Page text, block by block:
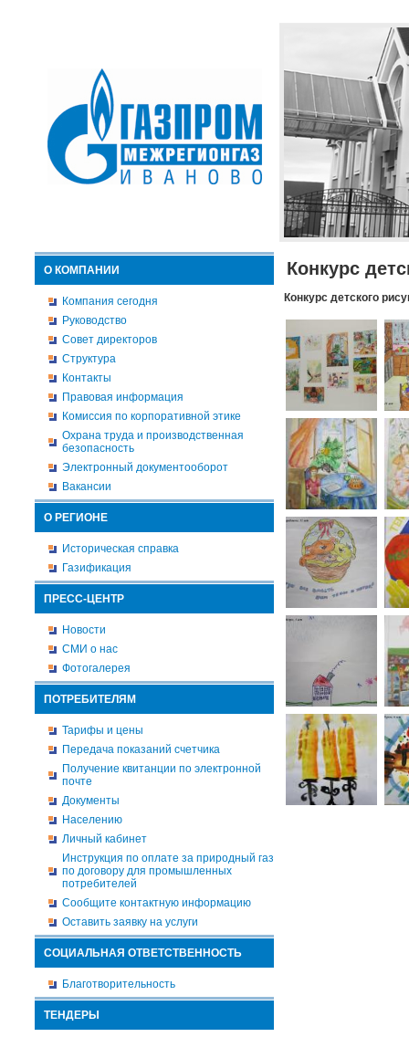
О КОМПАНИИ
Компания сегодня
Руководство
Совет директоров
Структура
Контакты
Правовая информация
Комиссия по корпоративной этике
Охрана труда и производственная
безопасность
Электронный документооборот
Вакансии
О РЕГИОНЕ
Историческая справка
Газификация
ПРЕСС-ЦЕНТР
Новости
СМИ о нас
Фотогалерея
ПОТРЕБИТЕЛЯМ
Тарифы и цены
Передача показаний счетчика
Получение квитанции по электронной
почте
Документы
Населению
Личный кабинет
Инструкция по оплате за природный газ
по договору для промышленных
потребителей
Сообщите контактную информацию
Оставить заявку на услуги
СОЦИАЛЬНАЯ ОТВЕТСТВЕННОСТЬ
Благотворительность
ТЕНДЕРЫ
Конкурс
Конкурс детского